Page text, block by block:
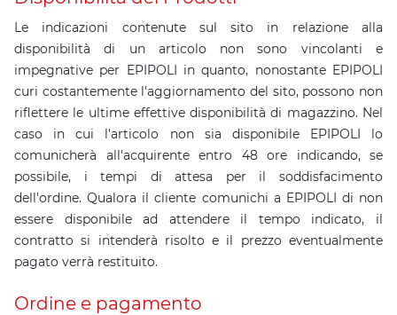
Le indicazioni contenute sul sito in relazione alla
disponibilità di un articolo non sono vincolanti e
impegnative per EPIPOLI in quanto, nonostante EPIPOLI
curi costantemente l'aggiornamento del sito, possono non
riflettere le ultime effettive disponibilità di magazzino. Nel
caso in cui l'articolo non sia disponibile EPIPOLI lo
comunicherà all'acquirente entro 48 ore indicando, se
possibile, i tempi di attesa per il soddisfacimento
dell'ordine. Qualora il cliente comunichi a EPIPOLI di non
essere disponibile ad attendere il tempo indicato, il
contratto si intenderà risolto e il prezzo eventualmente
pagato verrà restituito.
Ordine e pagamento